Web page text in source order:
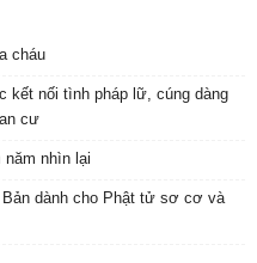
cháu
kết nối tình pháp lữ, cúng dàng
cư
năm nhìn lại
Bản dành cho Phật tử sơ cơ và